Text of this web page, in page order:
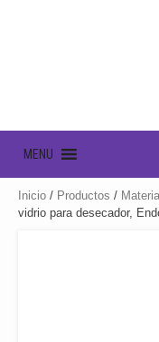
MENU
Inicio / Productos /
vidrio para desecador,